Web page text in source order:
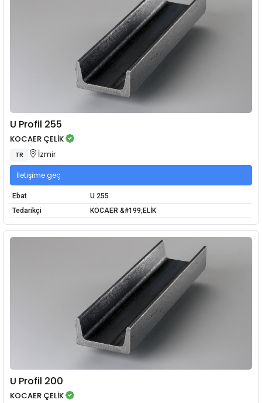
U Profil 255
KOCAER ÇELİK
TR İzmir
İletişime geç
Ebat
U 255
Tedarikçi
KOCAER &#199;ELİK
U Profil 200
KOCAER ÇELİK